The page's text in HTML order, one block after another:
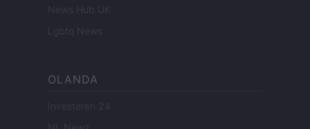
News Hub UK
Lgbtq News
OLANDA
Investeren 24